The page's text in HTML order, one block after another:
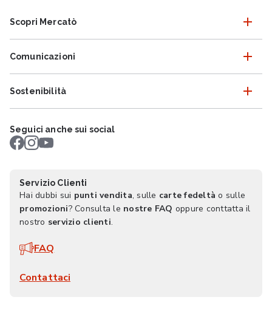
Scopri Mercatò
Comunicazioni
Sostenibilità
Seguici anche sui social
Servizio Clienti
Hai dubbi sui punti vendita, sulle carte fedeltà o sulle
promozioni? Consulta le nostre FAQ oppure conttatta il
nostro servizio clienti.
FAQ
Contattaci